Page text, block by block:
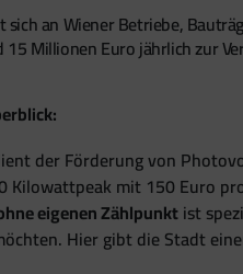
an Wiener Betriebe,
Millionen Euro jährlich zur
der Förderung von
Kilowattpeak mit 150 Euro
eigenen Zählpunktist
Hier gibt die Stadt